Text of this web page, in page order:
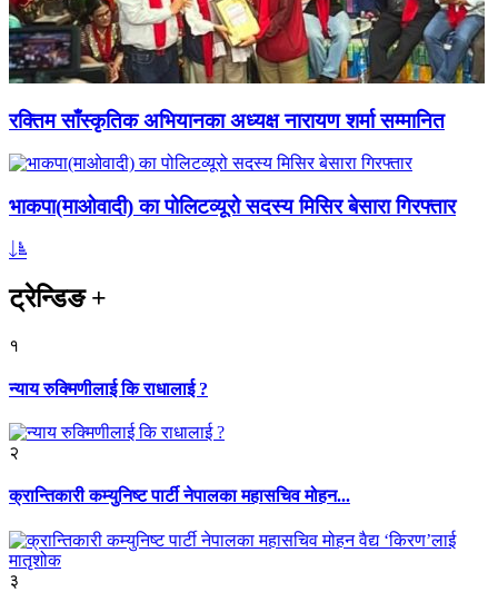
रक्तिम साँस्कृतिक अभियानका अध्यक्ष नारायण शर्मा सम्मानित
भाकपा(माओवादी) का पोलिटव्यूरो सदस्य मिसिर बेसारा गिरफ्तार
ट्रेन्डिङ+
१
न्याय रुक्मिणीलाई कि राधालाई ?
२
क्रान्तिकारी कम्युनिष्ट पार्टी नेपालका महासचिव मोहन...
३